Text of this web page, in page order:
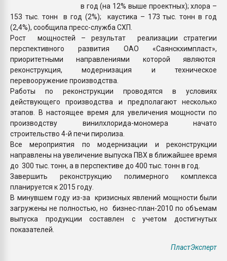
в год (на 12% выше проектных); хлора –
153 тыс. тонн в год (2%); каустика – 173 тыс. тонн в год
(2,4%), сообщила пресс-служба СХП.
Рост мощностей – результат реализации стратегии
перспективного развития ОАО «Саянскхимпласт»,
приоритетными направлениями которой являются
реконструкция, модернизация и техническое
перевооружение производства.
Работы по реконструкции проводятся в условиях
действующего производства и предполагают несколько
этапов. В настоящее время для увеличения мощности по
производству винилхлорида-мономера начато
строительство 4-й печи пиролиза.
Все мероприятия по модернизации и реконструкции
направлены на увеличение выпуска ПВХ в ближайшее время
до 300 тыс. тонн, а в перспективе до 400 тыс. тонн в год.
Завершить реконструкцию полимерного комплекса
планируется к 2015 году.
В минувшем году из-за кризисных явлений мощности были
загружены не полностью, но бизнес-план-2010 по объемам
выпуска продукции составлен с учетом достигнутых
показателей.
ПластЭксперт